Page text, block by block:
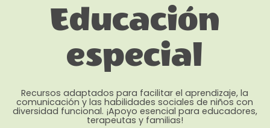
Educación
especial
Recursos adaptados para facilitar el aprendizaje, la
comunicación y las habilidades sociales de niños con
diversidad funcional. ¡Apoyo esencial para educadores,
terapeutas y familias!